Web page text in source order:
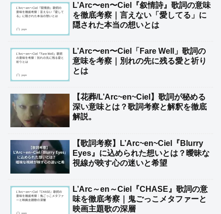
L’Arc〜en〜Ciel『叙情詩』歌詞の意味
を徹底考察｜言えない「愛してる」に
隠された本当の想いとは
L’Arc〜en〜Ciel「Fare Well」歌詞の
意味を考察｜別れの先に残る愛と祈り
とは
【花葬/L’Arc~en~Ciel】歌詞が秘める
深い意味とは？歌詞考察と解釈を徹底
解説。
【歌詞考察】L’Arc~en~Ciel『Blurry
Eyes』に込められた想いとは？曖昧な
視線が映す心の迷いと希望
L’Arc～en～Ciel『CHASE』歌詞の意
味を徹底考察｜鬼ごっこメタファーと
映画主題歌の深層